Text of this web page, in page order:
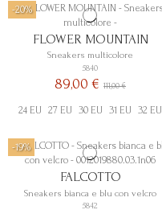
-20%
Sneakers multicolore
FLOWER MOUNTAIN
5840
89,00 €111,00 €
24 EU 27 EU 30 EU 31 EU 32 EU
-19%
Sneakers bianca e blu con velcro
FALCOTTO
5842